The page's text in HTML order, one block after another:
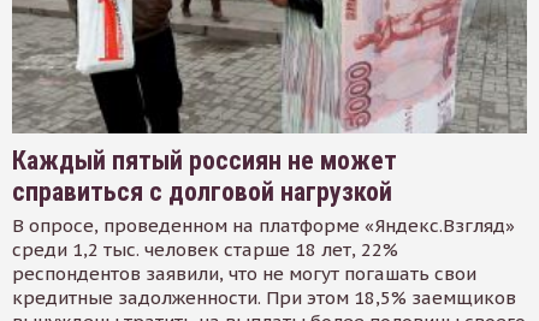
Каждый пятый россиян не может
справиться с долговой нагрузкой
В опросе, проведенном на платформе «Яндекс.Взгляд»
среди 1,2 тыс. человек старше 18 лет, 22%
респондентов заявили, что не могут погашать свои
кредитные задолженности. При этом 18,5% заемщиков